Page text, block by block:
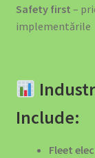
Safety first –
implementările
Include:
Fleet